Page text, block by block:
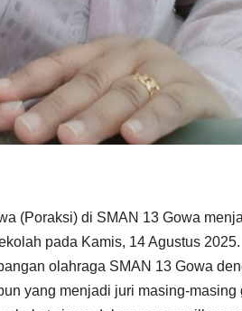
(Poraksi) di SMAN 13 Gowa
pada Kamis, 14 Agustus 2025.
olahraga SMAN 13 Gowa
yang menjadi juri masing-